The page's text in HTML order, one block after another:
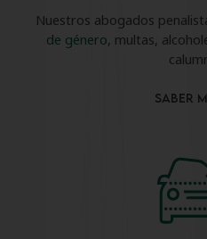
Nuestros abogados
de género, multas,
SABER